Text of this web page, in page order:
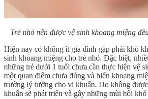
Trẻ nhỏ nên được vệ sinh khoang miệng
Hiện nay có không ít gia đình gặp phải khó
sinh khoang miệng cho trẻ nhỏ. Đặc biệt,
những trẻ dưới 1 tuổi chưa cần thực hiện vệ
một quan điểm chưa đúng và biến khoang
trường lý tưởng cho vi khuẩn. Do không
khuẩn sẽ phát triển và gây những mùi hôi